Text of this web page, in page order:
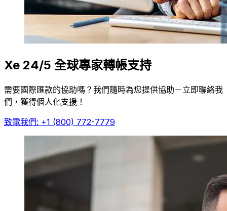
Xe 24/5 全球專家轉帳支持
需要國際匯款的協助嗎？我們隨時為您提供協助－立即聯絡我
們，獲得個人化支援！
致電我們: +1 (800) 772-7779